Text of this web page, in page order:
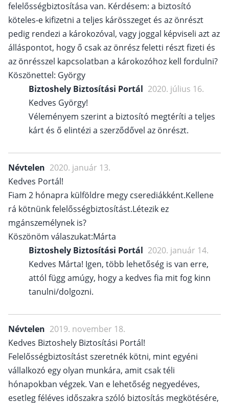
felelősségbiztosítása van. Kérdésem: a biztosító
köteles-e kifizetni a teljes kárösszeget és az önrészt
pedig rendezi a károkozóval, vagy joggal képviseli azt az
álláspontot, hogy ő csak az önrész feletti részt fizeti és
az önrésszel kapcsolatban a károkozóhoz kell fordulni?
Köszönettel: György
Biztoshely Biztosítási Portál 2020. július 16.
Kedves György!
Véleményem szerint a biztosító megtéríti a teljes
kárt és ő elintézi a szerződővel az önrészt.
Névtelen 2020. január 13.
Kedves Portál!
Fiam 2 hónapra külföldre megy cserediákként.Kellene
rá kötnünk felelősségbiztosítást.Létezik ez
mgánszemélynek is?
Köszönöm válaszukat:Márta
Biztoshely Biztosítási Portál 2020. január 14.
Kedves Márta! Igen, több lehetőség is van erre,
attól függ amúgy, hogy a kedves fia mit fog kinn
tanulni/dolgozni.
Névtelen 2019. november 18.
Kedves Biztoshely Biztosítási Portál!
Felelősségbiztosítást szeretnék kötni, mint egyéni
vállalkozó egy olyan munkára, amit csak téli
hónapokban végzek. Van e lehetőség negyedéves,
esetleg féléves időszakra szóló biztosítás megkötésére,